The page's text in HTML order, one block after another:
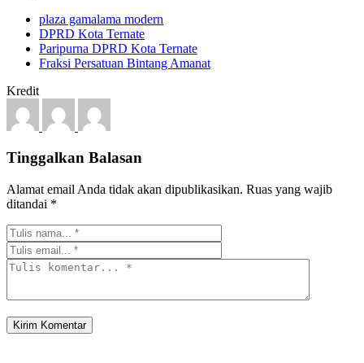
plaza gamalama modern
DPRD Kota Ternate
Paripurna DPRD Kota Ternate
Fraksi Persatuan Bintang Amanat
Kredit
Tinggalkan Balasan
Alamat email Anda tidak akan dipublikasikan. Ruas yang wajib
ditandai *